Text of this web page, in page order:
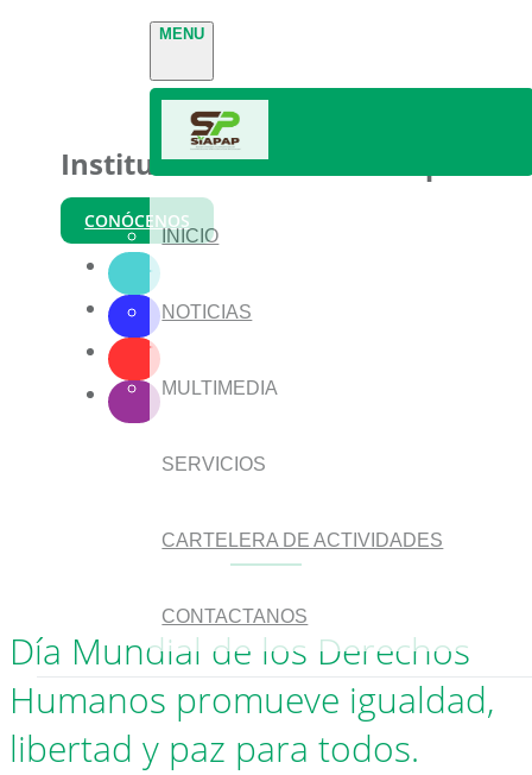
MENU
INICIO
NOTICIAS
MULTIMEDIA
SERVICIOS
CARTELERA DE ACTIVIDADES
CONTACTANOS
Instituto Nacional de Parques
CONÓCENOS
Día Mundial de los Derechos
Humanos promueve igualdad,
libertad y paz para todos.